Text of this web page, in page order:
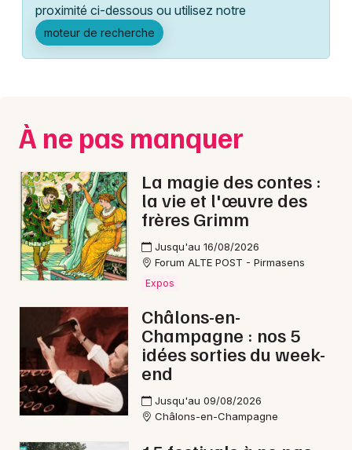
Activité & Expérience
Manifestations
Spectacles
Concerts
Sports
Soirées
Sorties famille
Expos
Sorties & loisirs
Lotos dans la Marne
Lyon
Marseille
Nantes
Nice
Paris
Strasbourg
Toulouse
proximité ci-dessous ou utilisez notre
moteur de recherche
À ne pas manquer
La magie des contes :
la vie et l'œuvre des
frères Grimm
Jusqu'au 16/08/2026
Forum ALTE POST - Pirmasens
Expos
Châlons-en-
Champagne : nos 5
idées sorties du week-
end
Jusqu'au 09/08/2026
Châlons-en-Champagne